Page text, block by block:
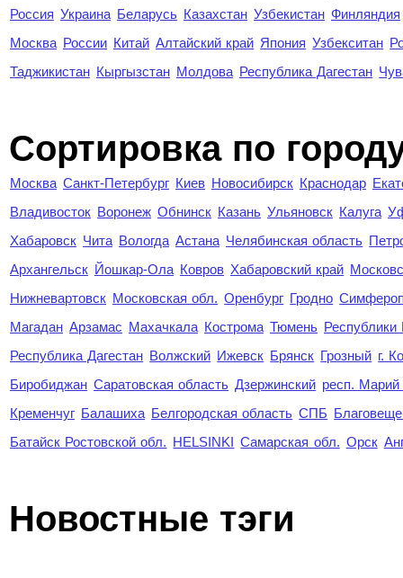
Россия Украина Беларусь Казахстан Узбекистан Финляндия
Москва России Китай Алтайский край Япония Узбекситан
Таджикистан Кыргызстан Молдова Республика Дагестан
Cортировка по
Москва Санкт-Петербург Киев Новосибирск Краснодар
Владивосток Воронеж Обнинск Казань Ульяновск Калуга
Хабаровск Чита Вологда Астана Челябинская область
Архангельск Йошкар-Ола Ковров Хабаровский край
Нижневартовск Московская обл. Оренбург Гродно
Магадан Арзамас Махачкала Кострома Тюмень Республики
Республика Дагестан Волжский Ижевск Брянск Грозный г.
Биробиджан Саратовская область Дзержинский респ.
Кременчуг Балашиха Белгородская область СПБ
Батайск Ростовской обл. HELSINKI Самарская обл. Орск
Новостные тэги